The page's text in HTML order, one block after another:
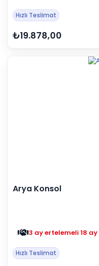
Hızlı Teslimat
₺19.878,00
Arya Konsol
3 ay ertelemeli 18 ay
Hızlı Teslimat